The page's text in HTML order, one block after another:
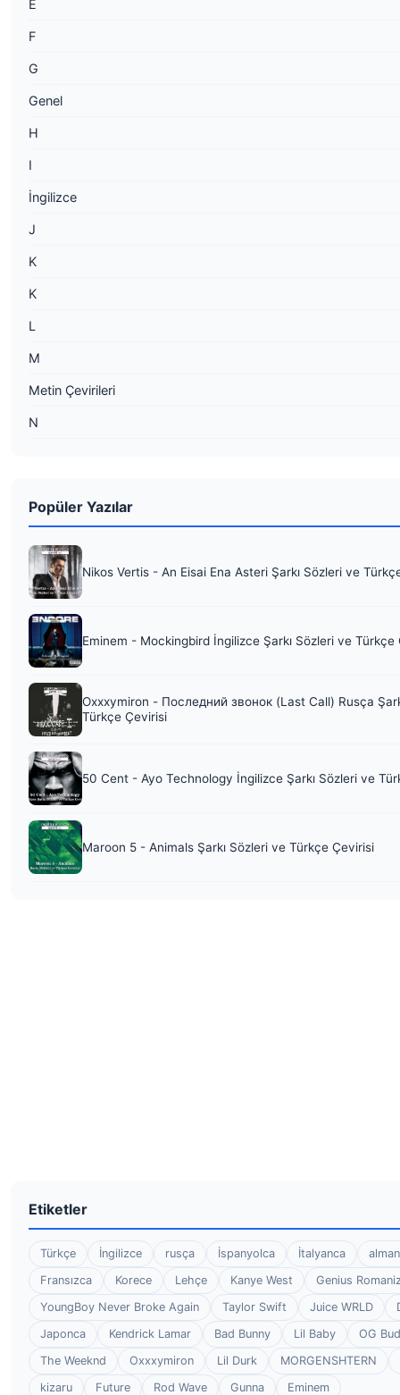
E
F
G
Genel
H
I
İngilizce
J
K
K
L
M
Metin Çevirileri
N
Popüler Yazılar
Nikos Vertis - An Eisai Ena Asteri Şarkı Sözleri ve
Eminem - Mockingbird İngilizce Şarkı Sözleri ve Türkçe
Oxxxymiron - Последний звонок (Last Call) Rusça
Türkçe Çevirisi
50 Cent - Ayo Technology İngilizce Şarkı Sözleri ve
Maroon 5 - Animals Şarkı Sözleri ve Türkçe Çevirisi
Etiketler
Türkçe İngilizce rusça İspanyolca İtalyanca
Fransızca
Korece Lehçe Kanye West
Genius
YoungBoy Never Broke Again
Taylor Swift Juice WRLD
Japonca
Kendrick Lamar Bad Bunny Lil Baby
OG
The Weeknd
Oxxxymiron Lil Durk
MORGENSHTERN
kizaru
Future Rod Wave Gunna Eminem